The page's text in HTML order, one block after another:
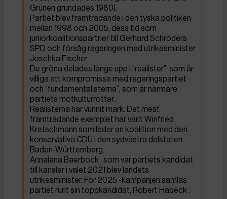
Grünen grundades 1980).
Partiet blev framträdande i den tyska politiken
mellan 1998 och 2005, dess tid som
juniorkoalitionspartner till Gerhard Schröders
SPD och försåg regeringen med utrikesminister
Joschka Fischer.
De gröna delades länge upp i ”realister”, som är
villiga att kompromissa med regeringspartiet
och ”fundamentalisterna”, som är närmare
partiets motkulturrötter.
Realisterna har vunnit mark. Det mest
framträdande exemplet har varit Winfried
Kretschmann som leder en koalition med den
konservativa CDU i den sydvästra delstaten
Baden-Württemberg.
Annalena Baerbock , som var partiets kandidat
till kansler i valet 2021 blev landets
utrikesminister. För 2025 -kampanjen samlas
partiet runt sin toppkandidat, Robert Habeck .